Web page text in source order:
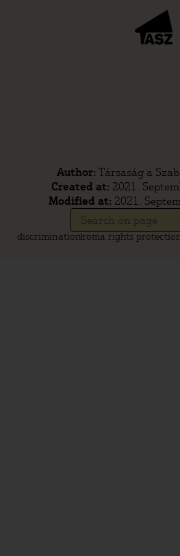
Author: Társaság a
Created at: 2021.
Modified at: 2021.
discriminationroma rights